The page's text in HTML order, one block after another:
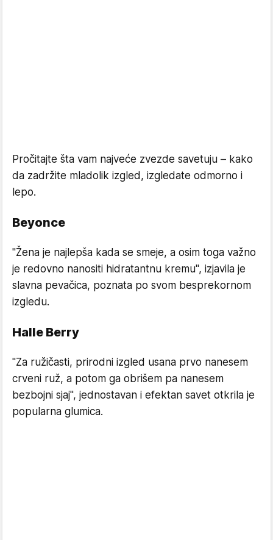
Pročitajte šta vam najveće zvezde savetuju – kako
da zadržite mladolik izgled, izgledate odmorno i
lepo.
Beyonce
"Žena je najlepša kada se smeje, a osim toga važno
je redovno nanositi hidratantnu kremu", izjavila je
slavna pevačica, poznata po svom besprekornom
izgledu.
Halle Berry
"Za ružičasti, prirodni izgled usana prvo nanesem
crveni ruž, a potom ga obrišem pa nanesem
bezbojni sjaj", jednostavan i efektan savet otkrila je
popularna glumica.